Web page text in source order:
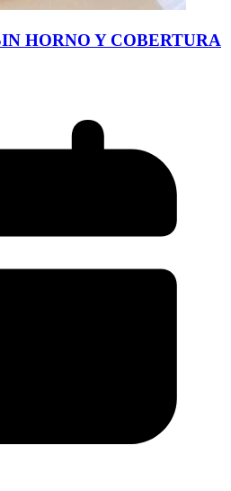
HORNO Y COBERTURA